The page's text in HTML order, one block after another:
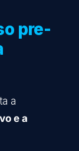
pre-
a
e a